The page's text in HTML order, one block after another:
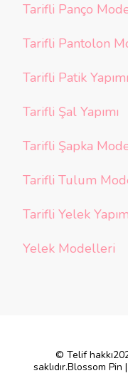
Tarifli Panço
Tarifli Pantolon
Tarifli Patik Yapımı
Tarifli Şal Yapımı
Tarifli Şapka
Tarifli Tulum
Tarifli Yelek
Yelek Modelleri
© Telif
saklıdır.Blossom Pin